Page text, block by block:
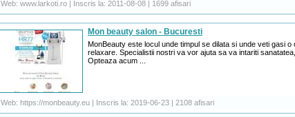
Web: www.larkoti.ro | Inscris la: 2011-08-08 | 1699 afisari
Mon beauty salon - Bucuresti
MonBeauty este locul unde timpul se dilata si unde veti gasi
relaxare. Specialistii nostri va vor ajuta sa va intariti
Opteaza acum ...
Web: https://monbeauty.eu | Inscris la: 2019-06-23 | 2108 afisari